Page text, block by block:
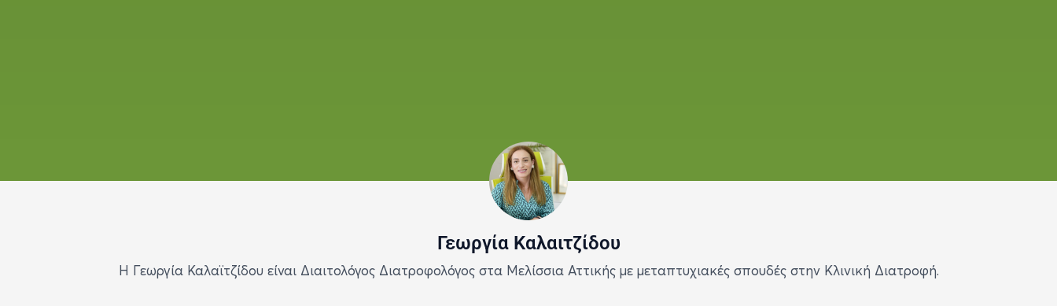
Γεωργία Καλαιτζίδου
Η Γεωργία Καλαϊτζίδου είναι Διαιτολόγος Διατροφολόγος στα Μελίσσια Αττικής με μεταπτυχιακές σπουδές στην Κλινική Διατροφή.